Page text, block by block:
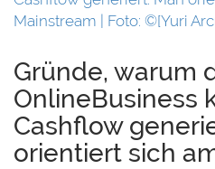
Gründe, warum
OnlineBusiness
Cashflow
orientiert sich